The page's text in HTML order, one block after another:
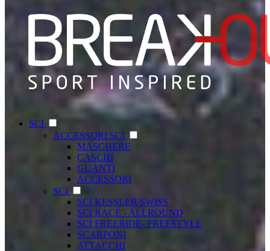
SCI
ACCESSORI SCI
MASCHERE
CASCHI
GUANTI
ACCESSORI
SCI
SCI KESSLER SWISS
SCI RACE - ALLROUND
SCI FREERIDE- FREESTYLE
SCARPONI
ATTACCHI